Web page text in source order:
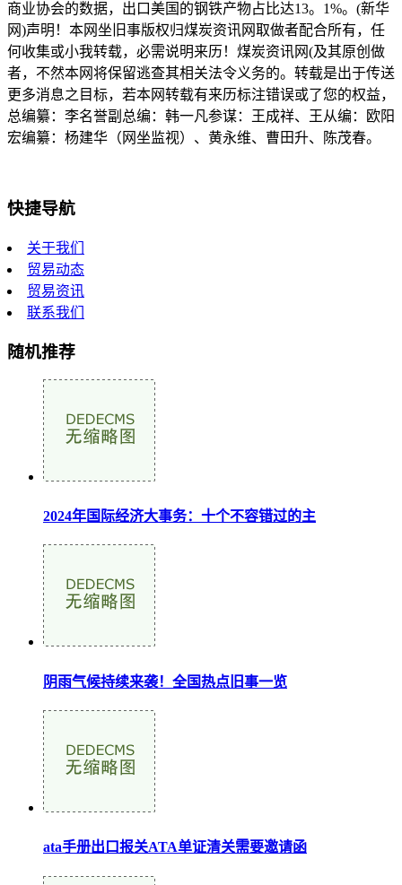
商业协会的数据，出口美国的钢铁产物占比达13。1%。(新华
网)声明！本网坐旧事版权归煤炭资讯网取做者配合所有，任
何收集或小我转载，必需说明来历！煤炭资讯网(及其原创做
者，不然本网将保留逃查其相关法令义务的。转载是出于传送
更多消息之目标，若本网转载有来历标注错误或了您的权益，
总编纂：李名誉副总编：韩一凡参谋：王成祥、王从编：欧阳
宏编纂：杨建华（网坐监视）、黄永维、曹田升、陈茂春。
快捷导航
关于我们
贸易动态
贸易资讯
联系我们
随机推荐
2024年国际经济大事务：十个不容错过的主
阴雨气候持续来袭！全国热点旧事一览
ata手册出口报关ATA单证清关需要邀请函